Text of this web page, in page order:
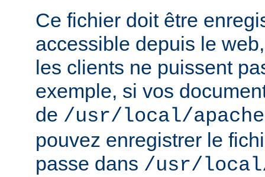
Ce fichier doit être
accessible depuis le
les clients ne puissent
exemple, si vos
de /usr/local/
pouvez enregistrer le
passe dans /usr/local/